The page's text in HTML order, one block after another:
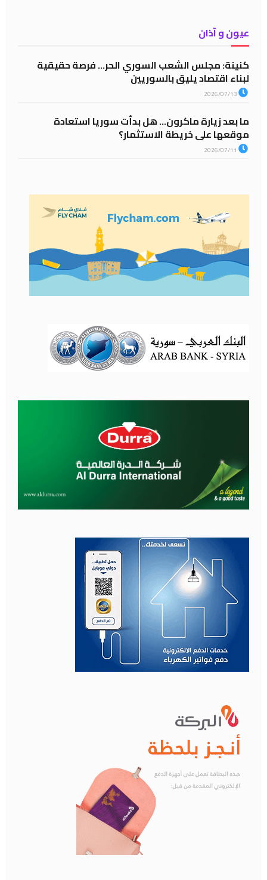
عيون و آذان
كنينة: مجلس الشعب السوري الحر… فرصة حقيقية
لبناء اقتصاد يليق بالسوريين
ما بعد زيارة ماكرون… هل بدأت سوريا استعادة
موقعها على خريطة الاستثمار؟